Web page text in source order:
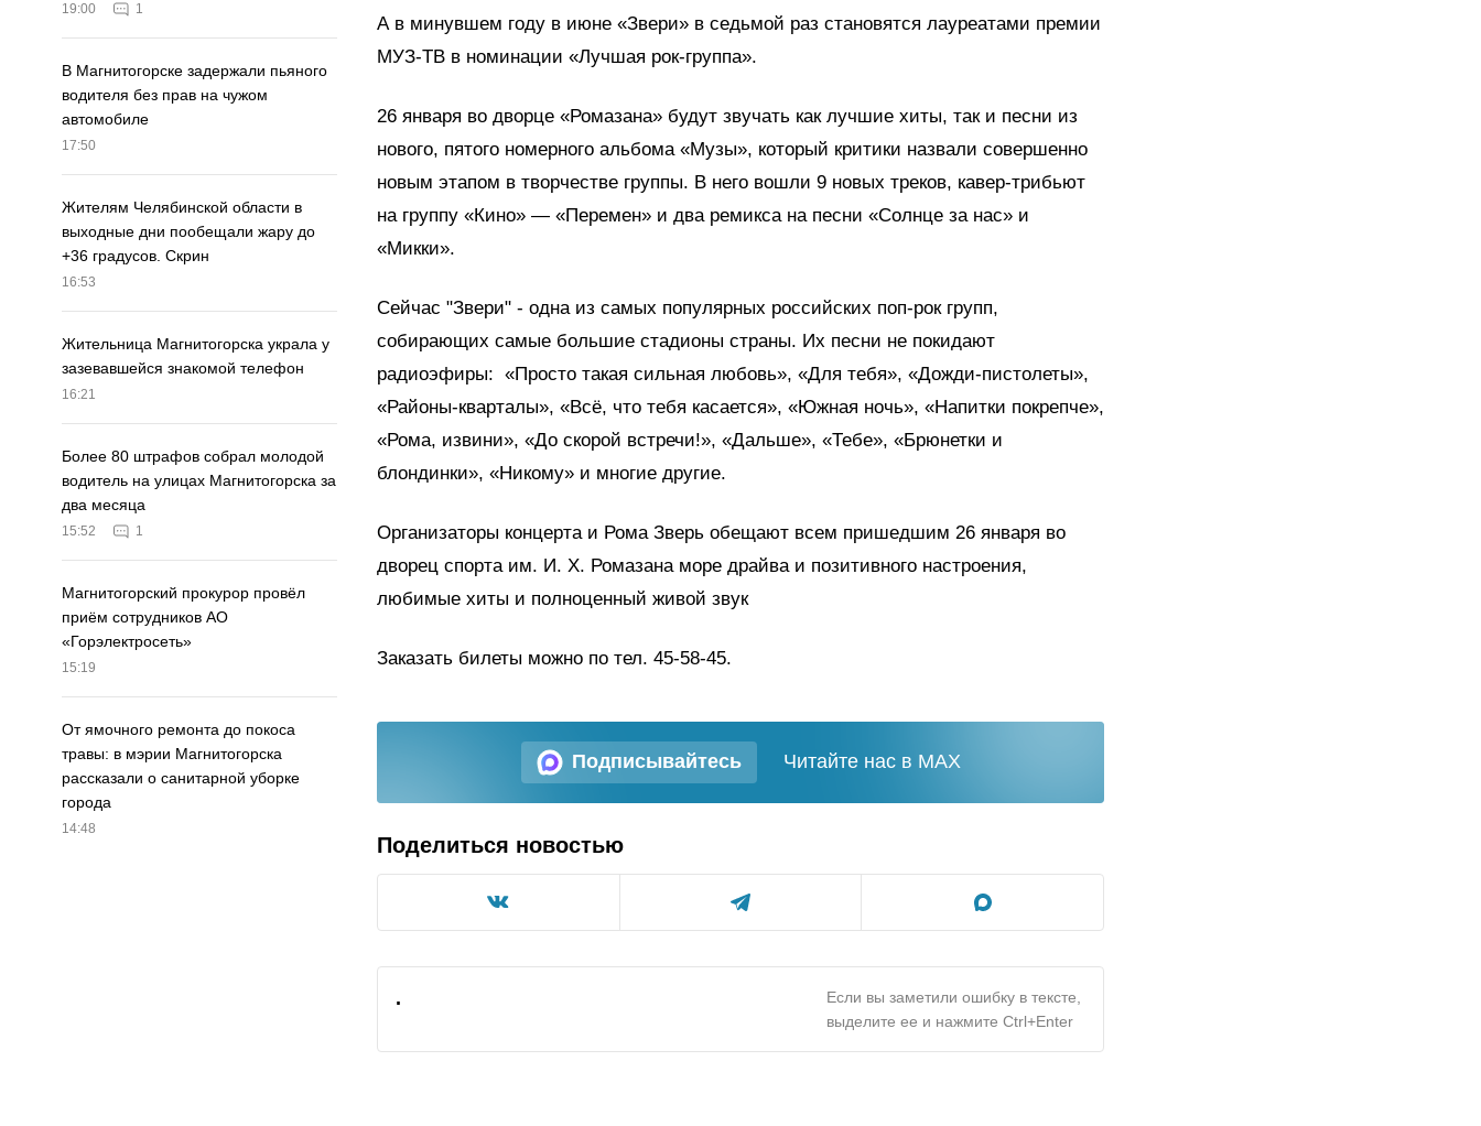
19:00 1
В Магнитогорске задержали пьяного
водителя без прав на чужом
автомобиле
17:50
Жителям Челябинской области в
выходные дни пообещали жару до
+36 градусов. Скрин
16:53
Жительница Магнитогорска украла у
зазевавшейся знакомой телефон
16:21
Более 80 штрафов собрал молодой
водитель на улицах Магнитогорска за
два месяца
15:52 1
Магнитогорский прокурор провёл
приём сотрудников АО
«Горэлектросеть»
15:19
От ямочного ремонта до покоса
травы: в мэрии Магнитогорска
рассказали о санитарной уборке
города
14:48
А в минувшем году в июне «Звери» в седьмой раз становятся лауреатами премии
МУЗ-ТВ в номинации «Лучшая рок-группа».
26 января во дворце «Ромазана» будут звучать как лучшие хиты, так и песни из
нового, пятого номерного альбома «Музы», который критики назвали совершенно
новым этапом в творчестве группы. В него вошли 9 новых треков, кавер-трибьют
на группу «Кино» — «Перемен» и два ремикса на песни «Солнце за нас» и
«Микки».
Сейчас "Звери" - одна из самых популярных российских поп-рок групп,
собирающих самые большие стадионы страны. Их песни не покидают
радиоэфиры: «Просто такая сильная любовь», «Для тебя», «Дожди-пистолеты»,
«Районы-кварталы», «Всё, что тебя касается», «Южная ночь», «Напитки покрепче»,
«Рома, извини», «До скорой встречи!», «Дальше», «Тебе», «Брюнетки и
блондинки», «Никому» и многие другие.
Организаторы концерта и Рома Зверь обещают всем пришедшим 26 января во
дворец спорта им. И. Х. Ромазана море драйва и позитивного настроения,
любимые хиты и полноценный живой звук
Заказать билеты можно по тел. 45-58-45.
Подписывайтесь Читайте нас в MAX
Поделиться новостью
.
Если вы заметили ошибку в тексте,
выделите ее и нажмите Ctrl+Enter